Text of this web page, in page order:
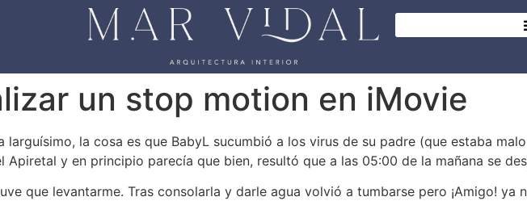
un stop motion en iMovie
larguísimo, la cosa es que BabyL sucumbió a los virus de su padre (que estaba
Apiretal y en principio parecía que bien, resultó que a las 05:00 de la mañana se
que levantarme. Tras consolarla y darle agua volvió a tumbarse pero ¡Amigo! ya